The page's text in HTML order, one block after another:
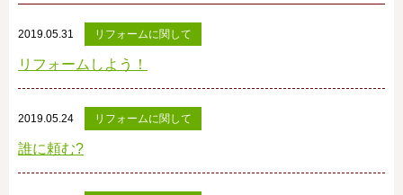
2019.05.31 リフォームに関して
リフォームしよう！
2019.05.24 リフォームに関して
誰に頼む?